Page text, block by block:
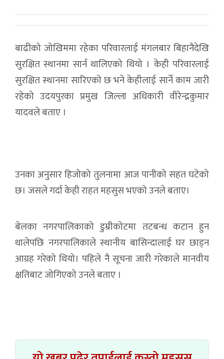
बाढीको जोखिममा रहेका परिवारलाई मंगलबार बिहानैदेखि
सुरक्षित स्थानमा सार्न थालिएको थियो । केही परिवारलाई
सुरक्षित स्थानमा सारिएको छ भने केहीलाई सार्ने काम जारी
रहेको उदयपुरका प्रमुख जिल्ला अधिकारी वीरेन्द्रकुमार
यादवले बताए ।
उनका अनुसार हिजोको तुलनामा आज पानीको सहत घटेको
छ। जसले गर्दा केही राहत महसुस भएको उनले बताए।
बेलका नगरपालिकाको डुम्रीकोटमा तटबन्ध कटान हुन
थालेपछि नगरपालिकाले स्थानीय बासिन्दालाई घर छाड्न
आग्रह गरेको थियो। पहिले नै सूचना जारी गरेकाले मानवीय
क्षतिबाट जोगिएको उनले बताए ।